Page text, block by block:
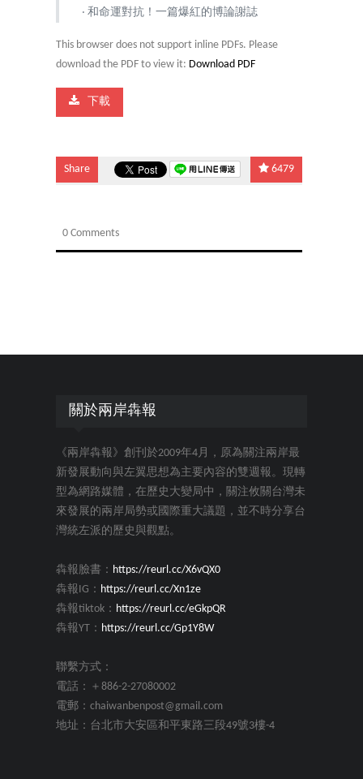
‧ 和命運對抗！一篇爆紅的博論謝誌
This browser does not support inline PDFs. Please
download the PDF to view it: Download PDF
下載
Share 6479
0 Comments
關於兩岸犇報
《兩岸犇報》創刊於2009年4月，原為關注兩岸最
新發展動向與左翼思想為主要內容的雙週報。現轉
型為網路媒體，在歷史大變局中，關注攸關台灣未
來發展的兩岸局勢或國際重大議題，並不時分享台
灣統左派的歷史與觀點。
犇報臉書： https://reurl.cc/X6vQX0
犇報IG： https://reurl.cc/Xn1ze
犇報tiktok： https://reurl.cc/eGkpQR
犇報YT： https://reurl.cc/Gp1Y8W
聯繫方式：
電話：＋886-2-27080002
電郵：chaiwanbenpost@gmail.com
地址：台北市大安區和平東路三段49號3樓-4